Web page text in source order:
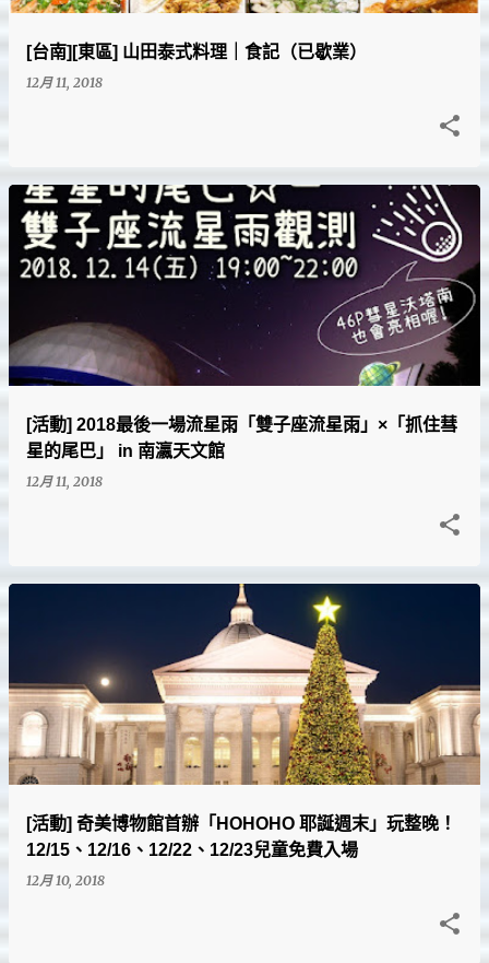
[台南][東區] 山田泰式料理｜食記（已歇業）
12月 11, 2018
[活動] 2018最後一場流星雨「雙子座流星雨」×「抓住彗
星的尾巴」 in 南瀛天文館
12月 11, 2018
[活動] 奇美博物館首辦「HOHOHO 耶誕週末」玩整晚！
12/15、12/16、12/22、12/23兒童免費入場
12月 10, 2018